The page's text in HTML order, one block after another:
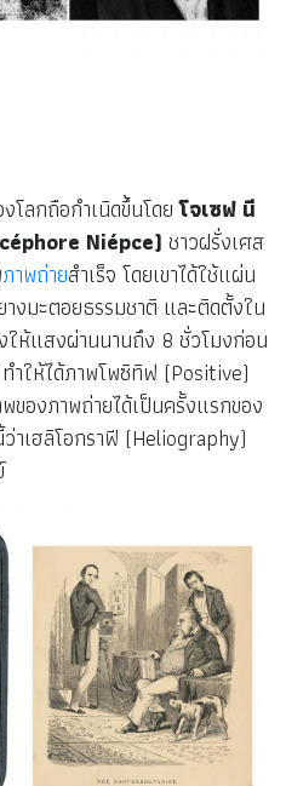
ริสต์ศตวรรษที่ 19
ลกถือกำเนิดขึ้นโดย
Niépce)ชาวฝรั่งเศส
ภาพถ่าย สำเร็จ โดยเขาได้ใช้แผ่น
มะตอยธรรมชาติ และติดตั้งใน
ห้แสงผ่านนานถึง 8 ชั่วโมงก่อน
ำให้ได้ภาพโพซิทิฟ (Positive)
ของภาพถ่ายได้เป็นครั้งแรกของ
าเฮลิโอกราฟี (Heliography)